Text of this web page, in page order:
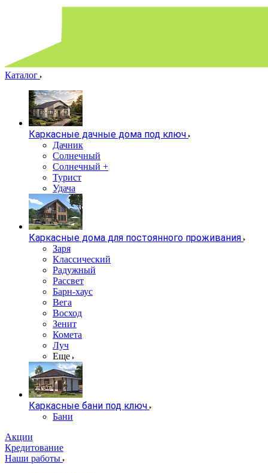
Каталог
Каркасные дачные дома под ключ
Дачник
Солнечный
Солнечный +
Турист
Удача
Каркасные дома для постоянного проживания
Заря
Классический
Радужный
Рассвет
Барн-хаус
Вега
Восход
Зенит
Комета
Луч
Еще
Каркасные бани под ключ
Бани
Акции
Кредитование
Наши работы